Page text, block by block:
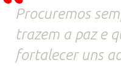
Procuremos
trazem a paz e
fortalecer uns